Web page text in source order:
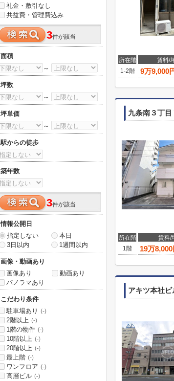
所在階 賃料/
1-2階
9万9,000
九条南３丁目
所在階 賃料/
1階
19万8,000
アキツ本社ビ
礼金・敷引なし
共益費・管理費込み
3件が該当
面積
～
坪数
～
坪単価
～
駅からの徒歩
築年数
3件が該当
情報公開日
指定しない
本日
3日以内
1週間以内
画像・動画あり
画像あり
動画あり
パノラマあり
こだわり条件
駐車場あり
(-)
2階以上 (-)
1階の物件 (-)
10階以上 (-)
20階以上 (-)
最上階 (-)
ワンフロア (-)
高層ビル (-)